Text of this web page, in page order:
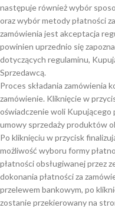
następuje również wybór
oraz wybór metody płatności
zamówienia jest akceptacja
powinien uprzednio się
dotyczących regulaminu,
Sprzedawcą.
Proces składania zamówienia
zamówienie. Kliknięcie w
oświadczenie woli Kupującego
umowy sprzedaży produktów
Po kliknięciu w przycisk
możliwość wyboru formy
płatności obsługiwanej przez
dokonania płatności za
przelewem bankowym, po
zostanie przekierowany na